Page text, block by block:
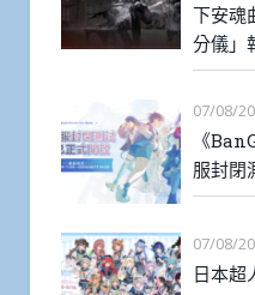
下安魂
分儀」
07/08/
《
服封閉
07/08/
日本超